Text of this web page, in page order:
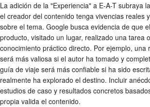
La adición de la "Experiencia" a E-A-T subraya
el creador del contenido tenga vivencias reales
sobre el tema. Google busca evidencia de que
producto, visitado un lugar, realizado una tarea
conocimiento práctico directo. Por ejemplo, una
será más valiosa si el autor ha tomado y
guía de viaje será más confiable si ha sido
realmente ha explorado el destino. Incluir
estudios de caso y resultados concretos
propia valida el contenido.